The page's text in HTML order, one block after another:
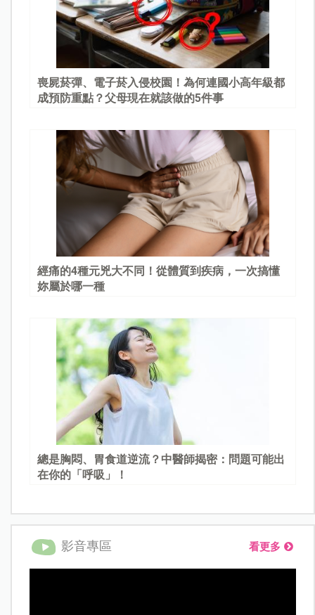
喪屍菸彈、電子菸入侵校園！為何連國小高年級都
成預防重點？父母現在就該做的5件事
經痛的4種元兇大不同！從體質到疾病，一次搞懂
妳屬於哪一種
總是胸悶、胃食道逆流？中醫師揭密：問題可能出
在你的「呼吸」！
影音專區 看更多